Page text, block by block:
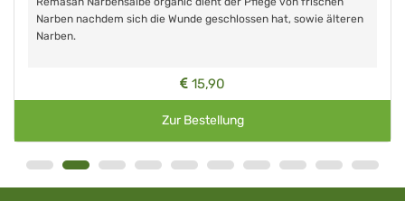
Narben nachdem sich die Wunde geschlossen hat, sowie älteren
Narben.
15,90
Zur Bestellung